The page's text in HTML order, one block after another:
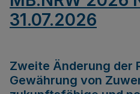
31.07.2026
Zweite Änderung der
Gewährung von